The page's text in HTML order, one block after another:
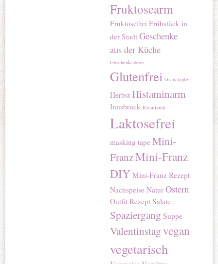
Fruktosearm
Fruktosefrei Frühstück in
der Stadt Geschenke
aus der Küche
Geschenksideen
Glutenfrei Granatapfel
Herbst Histaminarm
Innsbruck Kreativität
Laktosefrei
masking tape Mini-
FranzMini-Franz
DIY Mini-Franz Rezept
Nachspeise Natur Ostern
Outfit Rezept Salate
Spaziergang Suppe
Valentinstagvegan
vegetarisch